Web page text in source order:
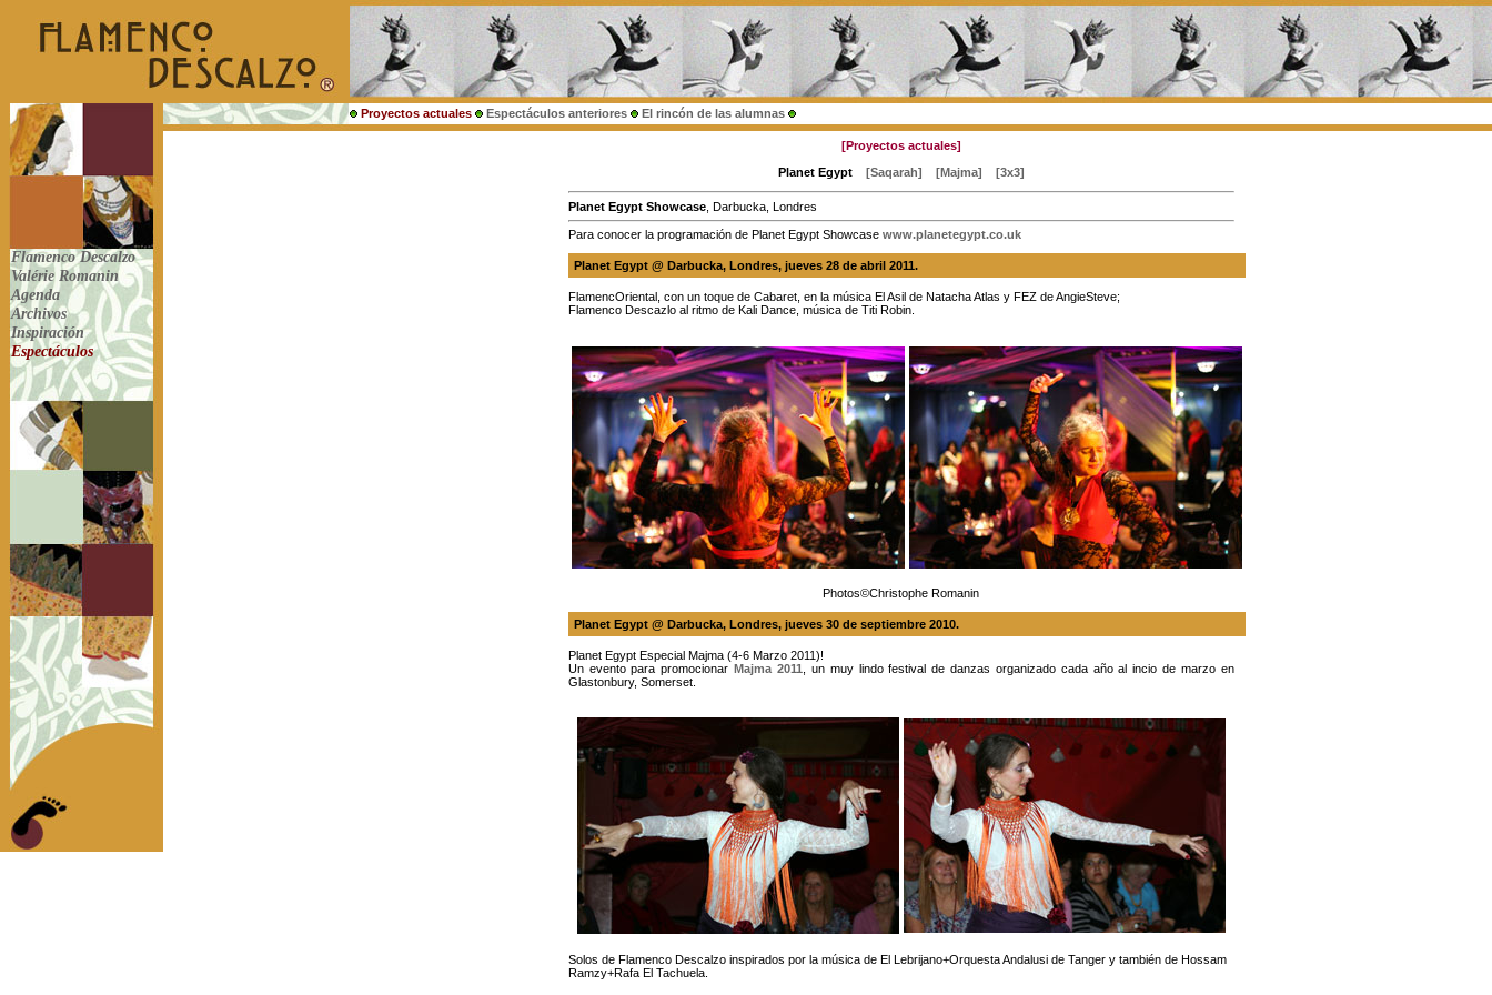
Proyectos actuales Espectáculos anteriores El rincón de las alumnas
Flamenco Descalzo
Valérie Romanin
Agenda
Archivos
Inspiración
Espectáculos
[Proyectos actuales]
Planet Egypt
[Saqarah] [Majma] [3x3]
Planet Egypt Showcase, Darbucka, Londres
Para conocer la programación de Planet Egypt Showcase www.planetegypt.co.uk
Planet Egypt @ Darbucka, Londres, jueves 28 de abril 2011.
FlamencOriental, con un toque de Cabaret, en la música El Asil de Natacha Atlas y FEZ de AngieSteve;
Flamenco Descazlo al ritmo de Kali Dance, música de Titi Robin.
Photos©Christophe Romanin
Planet Egypt @ Darbucka, Londres, jueves 30 de septiembre 2010.
Planet Egypt Especial Majma (4-6 Marzo 2011)!
Un evento para promocionar Majma 2011
, un muy lindo festival de danzas organizado cada año al incio de marzo en
Glastonbury, Somerset.
Solos de Flamenco Descalzo inspirados por la música de El Lebrijano+Orquesta Andalusi de Tanger y también de Hossam
Ramzy+Rafa El Tachuela.